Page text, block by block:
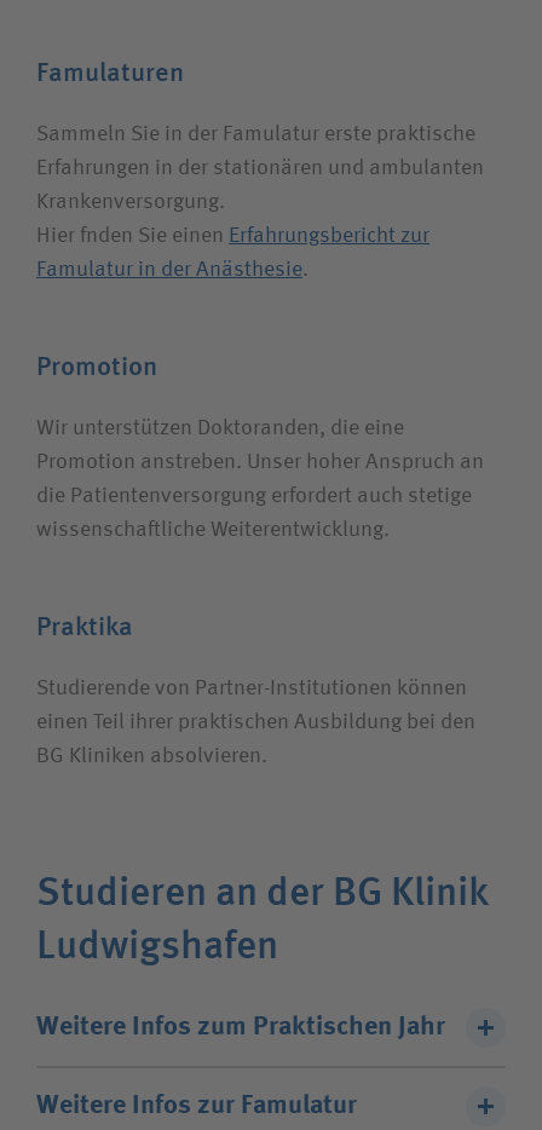
Famulaturen
Sammeln Sie in der Famulatur erste praktische
Erfahrungen in der stationären und ambulanten
Kranken­versorgung.
Hier fnden Sie einen Erfahrungsbericht zur
Famulatur in der Anästhesie.
Promotion
Wir unterstützen Doktoranden, die eine
Promotion anstreben. Unser hoher Anspruch an
die Patienten­versorgung erfordert auch stetige
wissenschaftliche Weiter­entwicklung.
Praktika
Studierende von Partner-Institutionen können
einen Teil ihrer praktischen Ausbildung bei den
BG Kliniken absolvieren.
Studieren an der BG Klinik
Ludwigshafen
Weitere Infos zum Praktischen Jahr
Sie haben die Möglichkeit, im Rahmen Ihres
Weitere Infos zur Famulatur